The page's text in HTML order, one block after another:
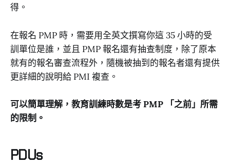
得。
在報名 PMP 時，需要用全英文撰寫你這 35 小時的受
訓單位是誰，並且 PMP 報名還有抽查制度，除了原本
就有的報名審查流程外，隨機被抽到的報名者還有提供
更詳細的說明給 PMI 複查。
可以簡單理解，教育訓練時數是考 PMP 「之前」所需
的限制。
PDUs